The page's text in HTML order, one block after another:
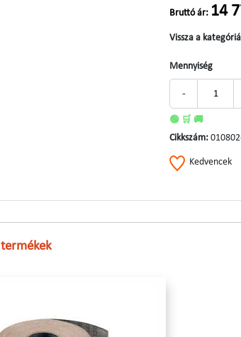
Bruttó ár: 14
Vissza a
Mennyiség
-
🟢 🛒 🚚
Cikkszám:
Kedvencek